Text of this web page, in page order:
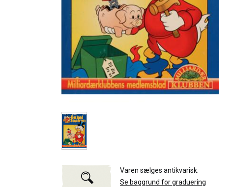
Varen sælges antikvarisk.
Se baggrund for graduering